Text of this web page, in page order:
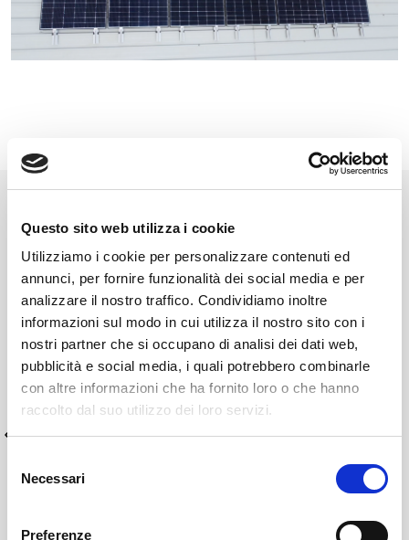
Questo sito web utilizza i cookie
Utilizziamo i cookie per personalizzare contenuti ed
annunci, per fornire funzionalità dei social media e per
analizzare il nostro traffico. Condividiamo inoltre
informazioni sul modo in cui utilizza il nostro sito con i
nostri partner che si occupano di analisi dei dati web,
pubblicità e social media, i quali potrebbero combinarle
con altre informazioni che ha fornito loro o che hanno
raccolto dal suo utilizzo dei loro servizi.
delNecessari
Preferenze